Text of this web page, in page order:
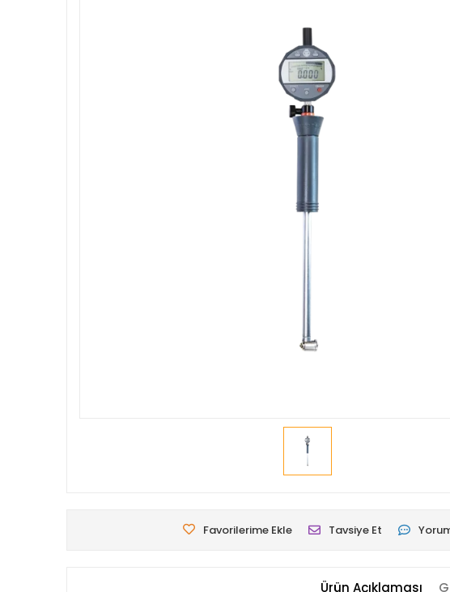
Favorilerime Ekle Tavsiye Et
Ürün Açıklaması